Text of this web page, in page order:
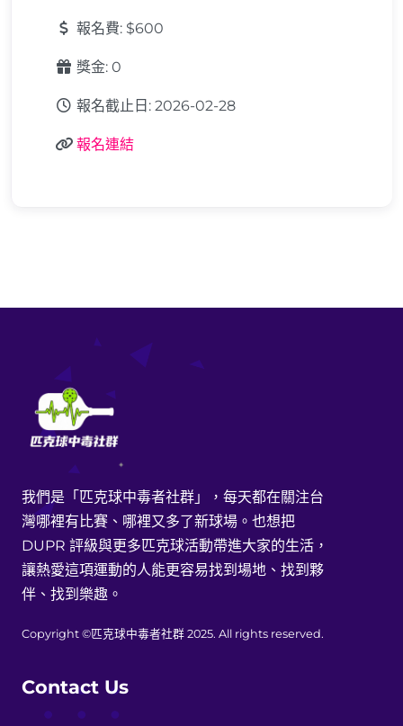
報名費: $600
獎金: 0
報名截止日: 2026-02-28
報名連結
我們是「匹克球中毒者社群」，每天都在關注台
灣哪裡有比賽、哪裡又多了新球場。也想把
DUPR 評級與更多匹克球活動帶進大家的生活，
讓熱愛這項運動的人能更容易找到場地、找到夥
伴、找到樂趣。
Copyright ©匹克球中毒者社群 2025. All rights reserved.
Contact Us